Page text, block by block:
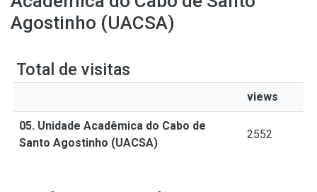
Agostinho (UACSA)
Total de visitas
views
05. Unidade Acadêmica do Cabo de
Santo Agostinho (UACSA)
2552